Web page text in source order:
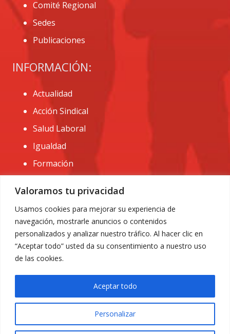
Valoramos tu privacidad
Usamos cookies para mejorar su experiencia de
navegación, mostrarle anuncios o contenidos
personalizados y analizar nuestro tráfico. Al hacer clic en
“Aceptar todo” usted da su consentimiento a nuestro uso
de las cookies.
Personalizar
Aceptar todo
Comité Regional
Sedes
Publicaciones
INFORMACIÓN:
Actualidad
Acción Sindical
Salud Laboral
Igualdad
Formación
CONTACTO:
administracion@usomurcia.org
968 25 01 20
C/ Huerto de las bombas nº6. 30009 Murcia
Privacidad|
© 2018 Todos los derechos reservados. Diseño web